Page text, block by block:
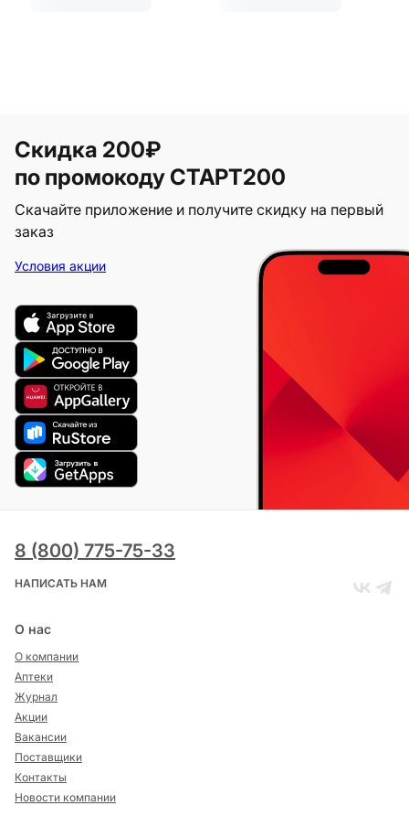
Скидка 200₽
по промокоду СТАРТ200
Скачайте приложение и получите скидку на первый
заказ
Условия акции
8 (800) 775-75-33
НАПИСАТЬ НАМ
О нас
О компании
Аптеки
Журнал
Акции
Вакансии
Поставщики
Контакты
Новости компании